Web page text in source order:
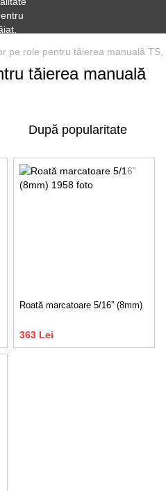
pe role pentru tăierea manuală TS,
tăierea manuală
După popularitate
Roată marcatoare 5/16” (8mm)
363 Lei